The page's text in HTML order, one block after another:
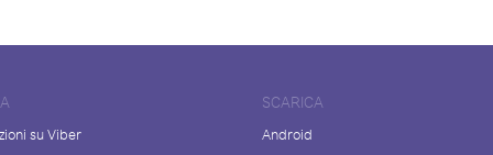
su Viber
SCARICA
Android